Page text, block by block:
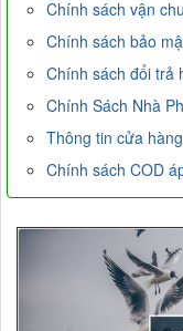
Chính sách vận
Chính sách bảo
Chính sách đổi trả
Chính Sách Nhà
Thông tin cửa
Chính sách COD